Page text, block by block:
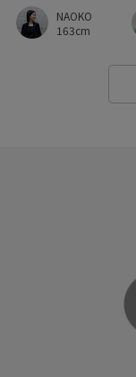
NAOKO
163cm